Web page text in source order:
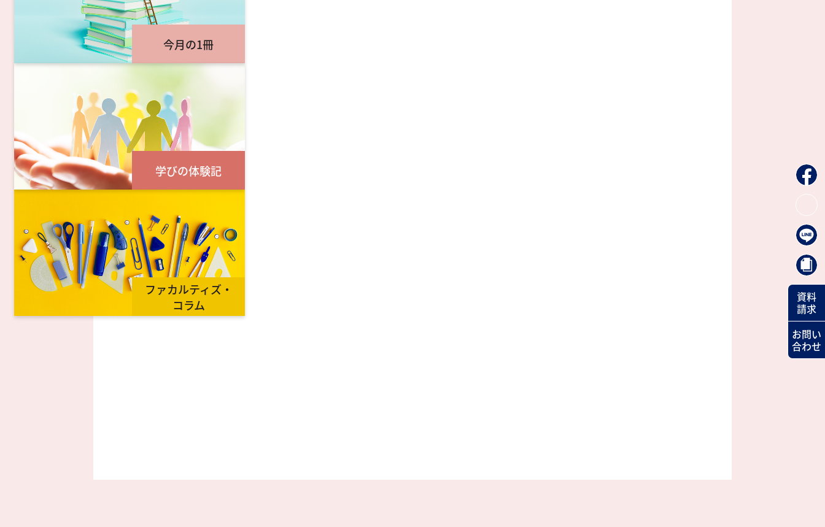
今月の1冊
学びの体験記
ファカルティズ・
コラム
資料
請求
お問い
合わせ